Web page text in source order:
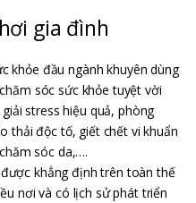
gia đình
khỏe đầu ngành khuyên dùng
sóc sức khỏe tuyệt vời
stress hiệu quả, phòng
thải độc tố, giết chết vi khuẩn
sóc da,….
khẳng định trên toàn thế
nơi và có lịch sử phát triển